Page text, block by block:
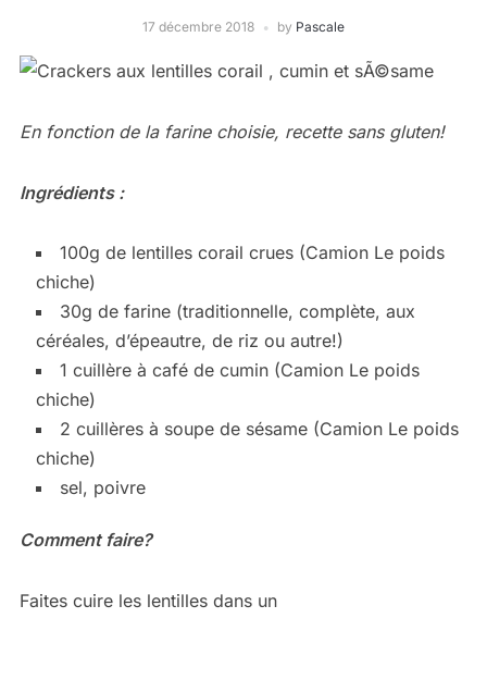
17 décembre 2018 by Pascale
En fonction de la farine choisie, recette sans gluten!
Ingrédients :
100g de lentilles corail crues (Camion Le poids
chiche)
30g de farine (traditionnelle, complète, aux
céréales, d’épeautre, de riz ou autre!)
1 cuillère à café de cumin (Camion Le poids
chiche)
2 cuillères à soupe de sésame (Camion Le poids
chiche)
sel, poivre
Comment faire?
Faites cuire les lentilles dans un